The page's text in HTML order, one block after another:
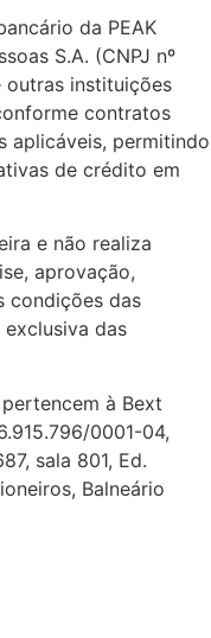
da PEAK
S.A. (CNPJ nº
outras instituições
contratos
aplicáveis, permitindo
de crédito em
e não realiza
aprovação,
condições das
das
à Bext
0001-04,
sala 801, Ed.
Balneário